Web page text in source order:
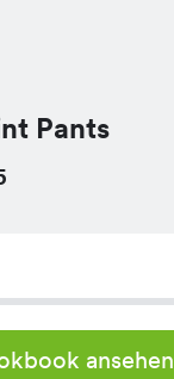
Pants
ansehen